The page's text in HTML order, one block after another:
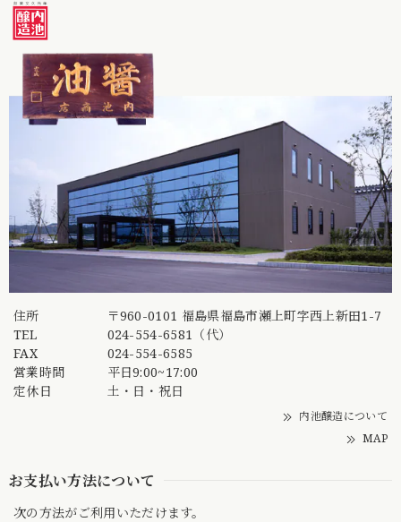
住所
〒960-0101 福島県福島市瀬上町字西上新田1-7
TEL
024-554-6581（代）
FAX
024-554-6585
営業時間
平日9:00~17:00
定休日
土・日・祝日
内池醸造について
MAP
お支払い方法について
次の方法がご利用いただけます。